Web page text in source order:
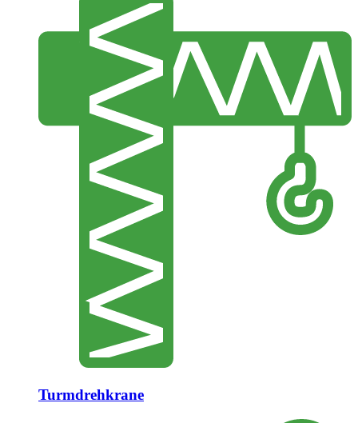
Turmdrehkrane